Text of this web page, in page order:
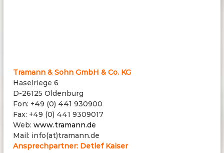
Tramann & Sohn GmbH & Co. KG
Haselriege 6
D-26125 Oldenburg
Fon: +49 (0) 441 930900
Fax: +49 (0) 441 9309017
Web:www.tramann.de
Mail: info(at)tramann.de
Ansprechpartner: Detlef Kaiser